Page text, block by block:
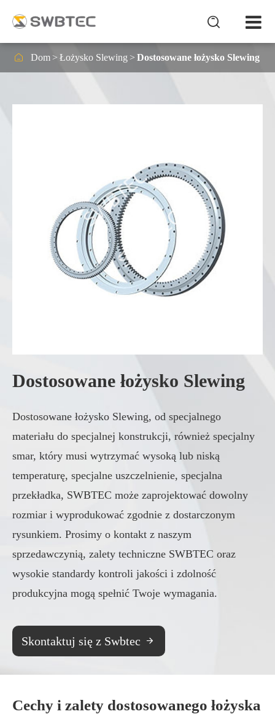

 Dom Łożysko Slewing Dostosowane łożysko Slewing
Dostosowane łożysko Slewing
Dostosowane łożysko Slewing, od specjalnego
materiału do specjalnej konstrukcji, również specjalny
smar, który musi wytrzymać wysoką lub niską
temperaturę, specjalne uszczelnienie, specjalna
przekładka, SWBTEC może zaprojektować dowolny
rozmiar i wyprodukować zgodnie z dostarczonym
rysunkiem. Prosimy o kontakt z naszym
sprzedawczynią, zalety techniczne SWBTEC oraz
wysokie standardy kontroli jakości i zdolność
produkcyjna mogą spełnić Twoje wymagania.
Skontaktuj się z Swbtec 
Cechy i zalety dostosowanego łożyska